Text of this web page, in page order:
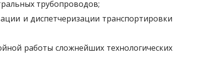
трубопроводов;
и диспетчеризации транспортировки
работы сложнейших технологических